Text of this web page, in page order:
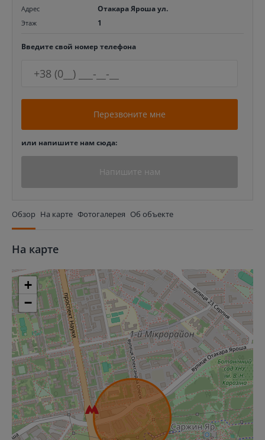
Адрес Отакара Яроша ул.
Этаж 1
Введите свой номер телефона
Перезвоните мне
или напишите нам сюда:
Напишите нам
Обзор На карте Фотогалерея Об объекте
На карте
+
−